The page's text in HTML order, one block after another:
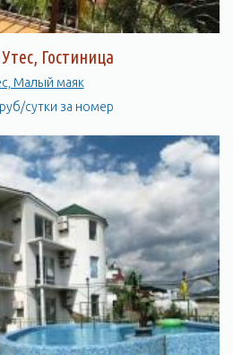
Гостиница
Малый маяк
сутки за номер